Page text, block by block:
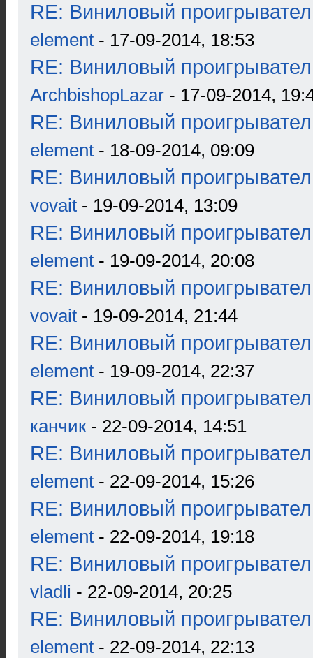
RE: Виниловый
element - 17-09-2014, 18:53
RE: Виниловый
ArchbishopLazar - 17-09-2014,
RE: Виниловый
element - 18-09-2014, 09:09
RE: Виниловый
vovait - 19-09-2014, 13:09
RE: Виниловый
element - 19-09-2014, 20:08
RE: Виниловый
vovait - 19-09-2014, 21:44
RE: Виниловый
element - 19-09-2014, 22:37
RE: Виниловый
канчик- 22-09-2014, 14:51
RE: Виниловый
element - 22-09-2014, 15:26
RE: Виниловый
element - 22-09-2014, 19:18
RE: Виниловый
vladli - 22-09-2014, 20:25
RE: Виниловый
element - 22-09-2014, 22:13